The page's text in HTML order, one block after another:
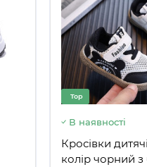
Top
В наявності
Кросівки
колір чорний з